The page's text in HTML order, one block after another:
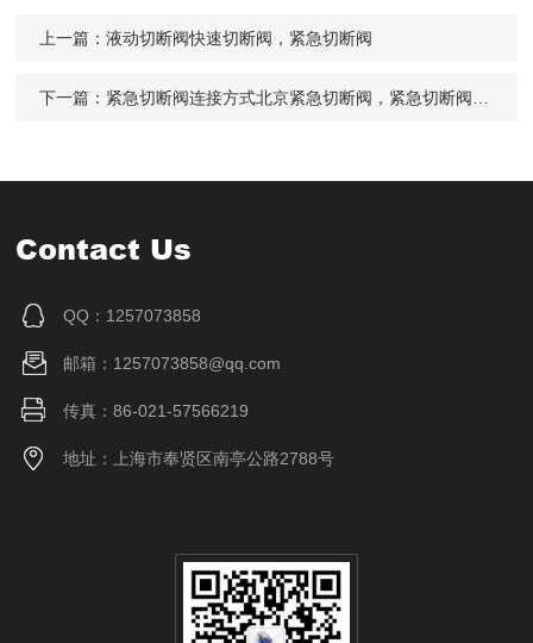
上一篇：液动切断阀快速切断阀，紧急切断阀
下一篇： 紧急切断阀连接方式北京紧急切断阀，紧急切断阀价格
Contact Us
QQ：1257073858
邮箱：1257073858@qq.com
传真：86-021-57566219
地址：上海市奉贤区南亭公路2788号